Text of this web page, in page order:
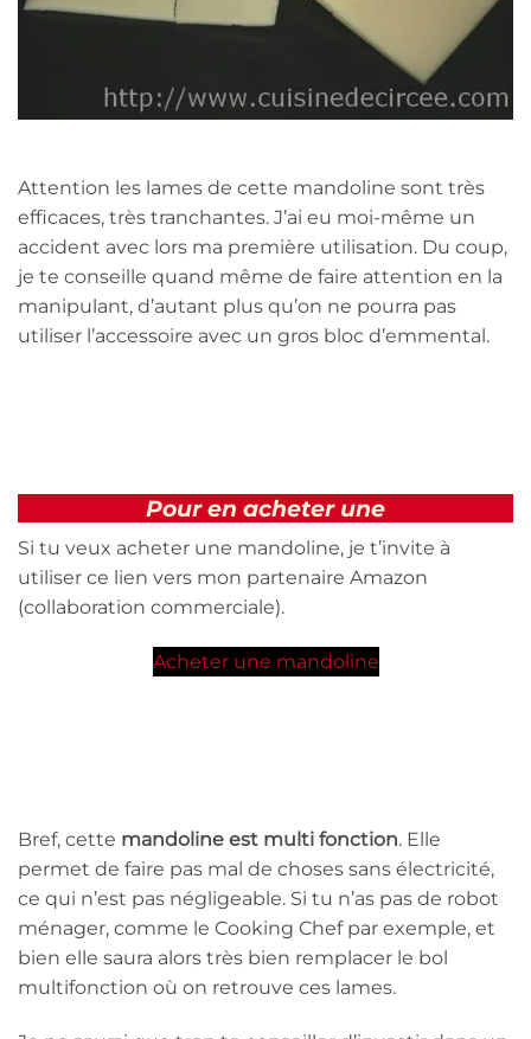
Attention les lames de cette mandoline sont très
efficaces, très tranchantes. J’ai eu moi-même un
accident avec lors ma première utilisation. Du coup,
je te conseille quand même de faire attention en la
manipulant, d’autant plus qu’on ne pourra pas
utiliser l’accessoire avec un gros bloc d’emmental.
Pour en acheter une
Si tu veux acheter une mandoline, je t’invite à
utiliser ce lien vers mon partenaire Amazon
(collaboration commerciale).
Acheter une mandoline
Bref, cette mandoline est multi fonction. Elle
permet de faire pas mal de choses sans électricité,
ce qui n’est pas négligeable. Si tu n’as pas de robot
ménager, comme le Cooking Chef par exemple, et
bien elle saura alors très bien remplacer le bol
multifonction où on retrouve ces lames.